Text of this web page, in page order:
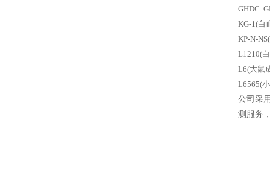
GHDC
KG-1(白
KP-N-
L1210(
L6(大鼠
L6565(
公司采
测服务